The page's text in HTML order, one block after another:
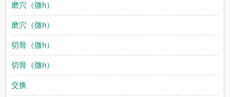
磨穴（微h）
磨穴（微h）
切骨（微h）
切骨（微h）
交换